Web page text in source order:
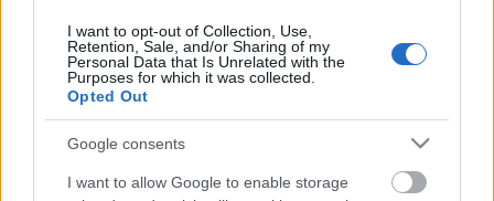
I want to opt-out of Collection, Use,
Retention, Sale, and/or Sharing of my
Personal Data that Is Unrelated with the
Purposes for which it was collected.
Opted Out
Google consents
I want to allow Google to enable storage
kerület” megéneklője
100 éve született Fejes Endre író
nemzetikonyvtar
„Szépen született száján a szó.” Fejes Endre: Kék
tiszta szerelem. In: Uő: Vidám cimborák, Budapest,